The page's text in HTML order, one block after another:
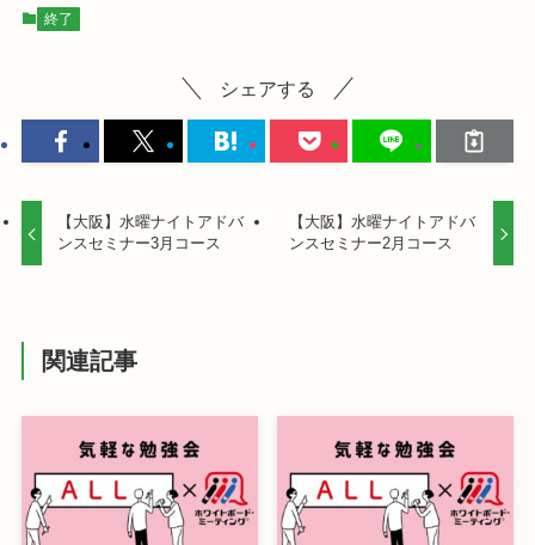
終了
シェアする
【大阪】水曜ナイトアドバ
ンスセミナー3月コース
【大阪】水曜ナイトアドバ
ンスセミナー2月コース
関連記事